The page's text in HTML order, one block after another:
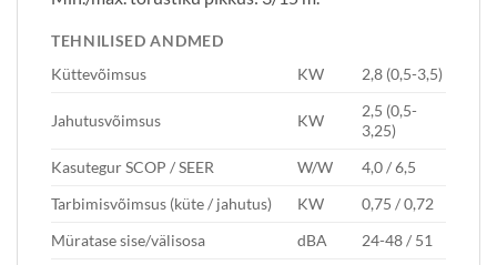
TEHNILISED ANDMED
Küttevõimsus KW 2,8 (0,5-3,5)
Jahutusvõimsus KW
2,5 (0,5-
3,25)
Kasutegur SCOP / SEER
W/W
4,0 / 6,5
Tarbimisvõimsus (küte / jahutus)
KW
0,75 / 0,72
Müratase sise/välisosa
dBA
24-48 / 51